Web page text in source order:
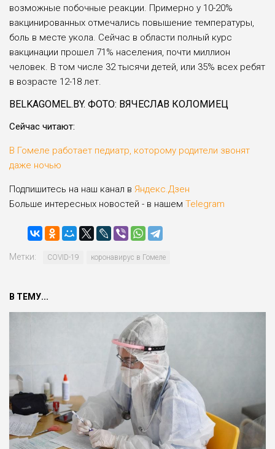
возможные побочные реакции. Примерно у 10-20%
вакцинированных отмечались повышение температуры,
боль в месте укола. Сейчас в области полный курс
вакцинации прошел 71% населения, почти миллион
человек. В том числе 32 тысячи детей, или 35% всех ребят
в возрасте 12-18 лет.
BELKAGOMEL.BY. ФОТО: ВЯЧЕСЛАВ КОЛОМИЕЦ
Сейчас читают:
В Гомеле работает педиатр, которому родители звонят
даже ночью
Подпишитесь на наш канал в Яндекс.Дзен
Больше интересных новостей - в нашем Telegram
Метки: COVID-19 коронавирус в Гомеле
В ТЕМУ...